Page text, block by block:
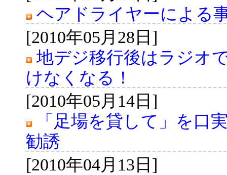
ヘアドライヤーによる
[2010年05月28日]
地デジ移行後はラジオ
けなくなる！
[2010年05月14日]
「足場を貸して」を口
勧誘
[2010年04月13日]